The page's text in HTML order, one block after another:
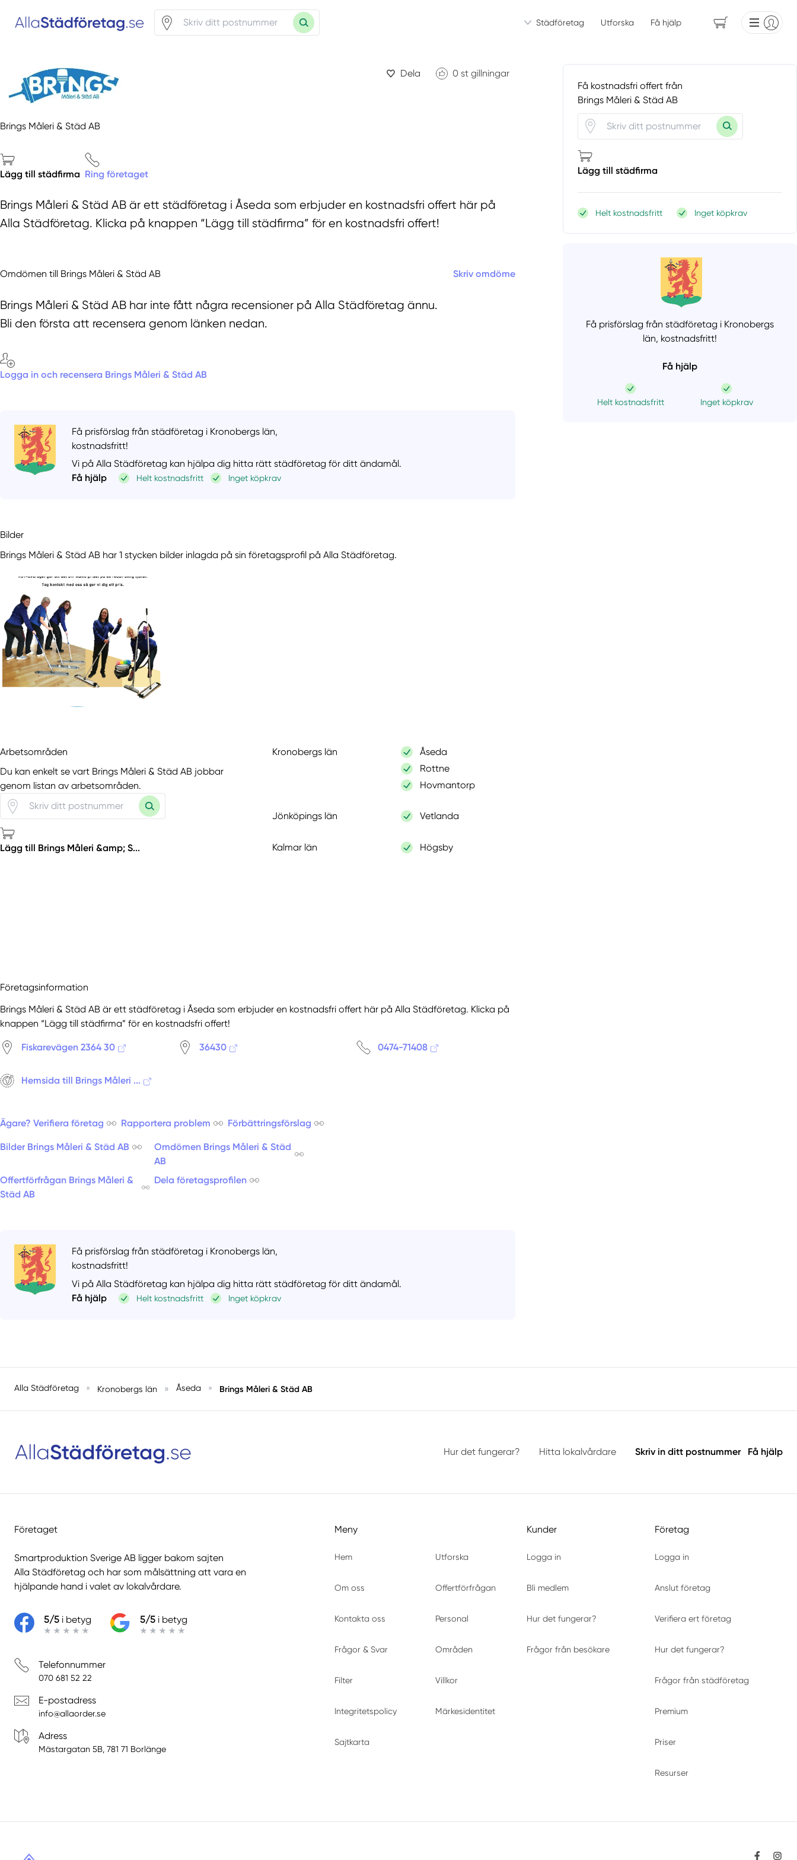
Städföretag Utforska Få hjälp
Dela 0 st gillningar
Brings Måleri & Städ AB
Lägg till städfirma Ring företaget
Brings Måleri & Städ AB är ett städföretag i Åseda som erbjuder en kostnadsfri offert här på
Alla Städföretag. Klicka på knappen “Lägg till städfirma” för en kostnadsfri offert!
Omdömen till Brings Måleri & Städ AB Skriv omdöme
Brings Måleri & Städ AB har inte fått några recensioner på Alla Städföretag ännu.
Bli den första att recensera genom länken nedan.
Logga in och recensera Brings Måleri & Städ AB
Få prisförslag från städföretag i Kronobergs län,
kostnadsfritt!
Vi på Alla Städföretag kan hjälpa dig hitta rätt städföretag för ditt ändamål.
Få hjälp
Helt kostnadsfritt Inget köpkrav
Bilder
Brings Måleri & Städ AB har 1 stycken bilder inlagda på sin företagsprofil på Alla Städföretag.
Arbetsområden
Du kan enkelt se vart Brings Måleri & Städ AB jobbar
genom listan av arbetsområden.
Lägg till Brings Måleri &amp; S...
Kronobergs län
Åseda
Rottne
Hovmantorp
Jönköpings län Vetlanda
Kalmar län Högsby
Företagsinformation
Brings Måleri & Städ AB är ett städföretag i Åseda som erbjuder en kostnadsfri offert här på Alla Städföretag. Klicka på
knappen “Lägg till städfirma” för en kostnadsfri offert!
Fiskarevägen 2364 30 36430 0474-71408
Hemsida till Brings Måleri ...
Ägare? Verifiera företag Rapportera problem Förbättringsförslag
Bilder Brings Måleri & Städ AB
Omdömen Brings Måleri & Städ
AB
Offertförfrågan Brings Måleri &
Städ AB
Dela företagsprofilen
Få prisförslag från städföretag i Kronobergs län,
kostnadsfritt!
Vi på Alla Städföretag kan hjälpa dig hitta rätt städföretag för ditt ändamål.
Få hjälp
Helt kostnadsfritt Inget köpkrav
Få kostnadsfri offert från
Brings Måleri & Städ AB
Lägg till städfirma
Helt kostnadsfritt Inget köpkrav
Få prisförslag från städföretag i Kronobergs
län, kostnadsfritt!
Få hjälp
Helt kostnadsfritt Inget köpkrav
Alla Städföretag » Kronobergs län » Åseda » Brings Måleri & Städ AB
Hur det fungerar? Hitta lokalvårdare Skriv in ditt postnummer Få hjälp
Företaget
Smartproduktion Sverige AB ligger bakom sajten
Alla Städföretag och har som målsättning att vara en
hjälpande hand i valet av lokalvårdare.
5/5 i betyg 5/5 i betyg
Telefonnummer
070 681 52 22
E-postadress
info@allaorder.se
Adress
Mästargatan 5B, 781 71 Borlänge
Meny
Hem Utforska
Om oss Offertförfrågan
Kontakta oss Personal
Frågor & Svar Områden
Filter Villkor
Integritetspolicy Märkesidentitet
Sajtkarta
Kunder
Logga in
Bli medlem
Hur det fungerar?
Frågor från besökare
Företag
Logga in
Anslut företag
Verifiera ert företag
Hur det fungerar?
Frågor från städföretag
Premium
Priser
Resurser